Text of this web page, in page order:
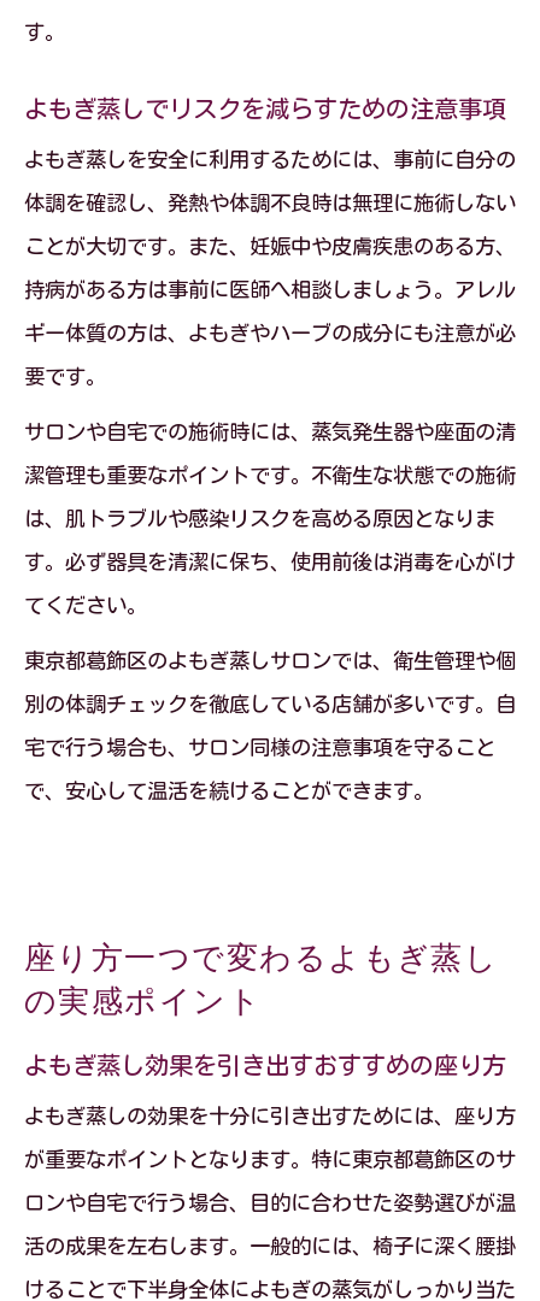
す。
よもぎ蒸しでリスクを減らすための注意事項
よもぎ蒸しを安全に利用するためには、事前に自分の
体調を確認し、発熱や体調不良時は無理に施術しない
ことが大切です。また、妊娠中や皮膚疾患のある方、
持病がある方は事前に医師へ相談しましょう。アレル
ギー体質の方は、よもぎやハーブの成分にも注意が必
要です。
サロンや自宅での施術時には、蒸気発生器や座面の清
潔管理も重要なポイントです。不衛生な状態での施術
は、肌トラブルや感染リスクを高める原因となりま
す。必ず器具を清潔に保ち、使用前後は消毒を心がけ
てください。
東京都葛飾区のよもぎ蒸しサロンでは、衛生管理や個
別の体調チェックを徹底している店舗が多いです。自
宅で行う場合も、サロン同様の注意事項を守ること
で、安心して温活を続けることができます。
座り方一つで変わるよもぎ蒸し
の実感ポイント
よもぎ蒸し効果を引き出すおすすめの座り方
よもぎ蒸しの効果を十分に引き出すためには、座り方
が重要なポイントとなります。特に東京都葛飾区のサ
ロンや自宅で行う場合、目的に合わせた姿勢選びが温
活の成果を左右します。一般的には、椅子に深く腰掛
けることで下半身全体によもぎの蒸気がしっかり当た